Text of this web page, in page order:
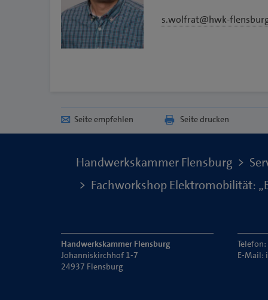
s.wolfrat@hwk-
Seite empfehlen Seite drucken
Handwerkskammer Flensburg
Fachworkshop Elektromobilität:
Handwerkskammer Flensburg
Johanniskirchhof 1-7
24937 Flensburg
E-Mail: